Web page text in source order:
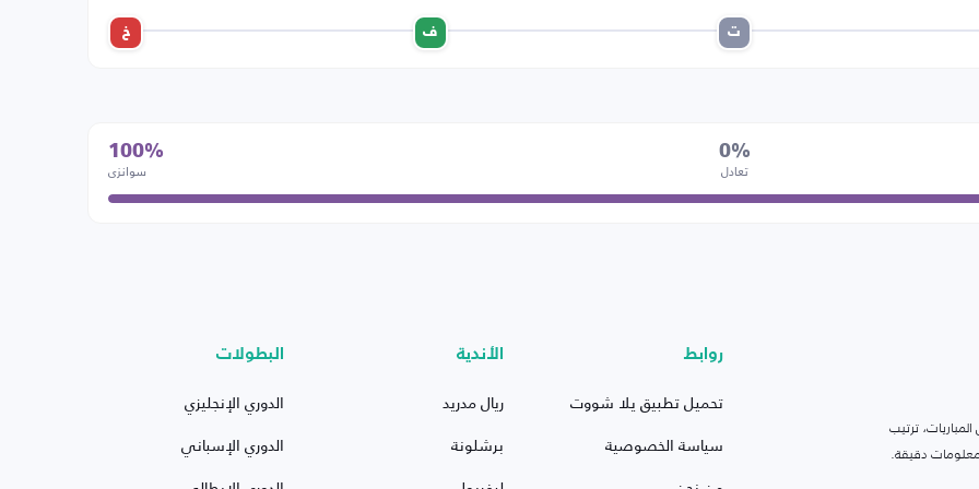
ت ف خ
0%
تعادل
100%
سوانزي
ترتيب
دقيقة.
روابط
تحميل تطبيق يلا شووت
سياسة الخصوصية
الأندية
ريال مدريد
برشلونة
البطولات
الدوري الإنجليزي
الدوري الإسباني